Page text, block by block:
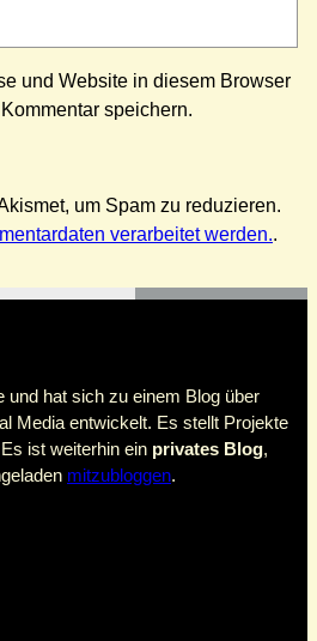
und Website in diesem Browser
speichern.
um Spam zu reduzieren.
verarbeitet werden..
und hat sich zu einem Blog über
Media entwickelt. Es stellt Projekte
ist weiterhin ein privates Blog,
mitzubloggen.